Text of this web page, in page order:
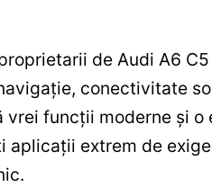
de Audi A6
conectivitate
funcții moderne și
extrem de